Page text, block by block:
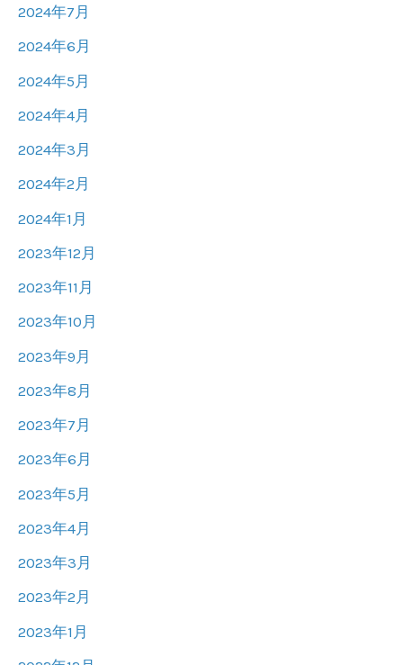
2024年7月
2024年6月
2024年5月
2024年4月
2024年3月
2024年2月
2024年1月
2023年12月
2023年11月
2023年10月
2023年9月
2023年8月
2023年7月
2023年6月
2023年5月
2023年4月
2023年3月
2023年2月
2023年1月